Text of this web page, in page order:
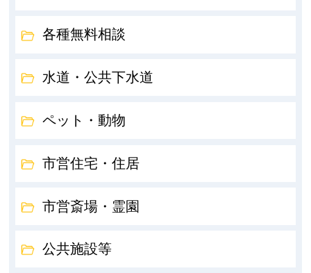
各種無料相談
水道・公共下水道
ペット・動物
市営住宅・住居
市営斎場・霊園
公共施設等